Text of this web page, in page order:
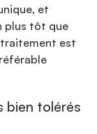
et
plus tôt que
traitement est
bien tolérés